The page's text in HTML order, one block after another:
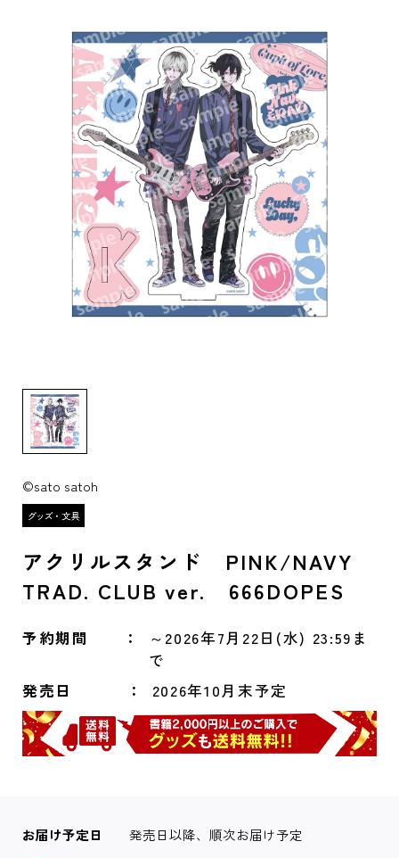
©sato satoh
アクリルスタンド PINK/NAVY
TRAD. CLUB ver. 666DOPES
予約期間
～2026年7月22日(水) 23:59ま
で
発売日
2026年10月末予定
お届け予定日 発売日以降、順次お届け予定